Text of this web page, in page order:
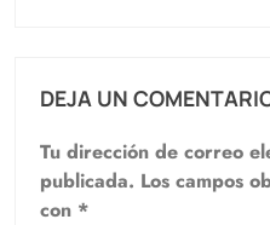
DEJA UN
Tu dirección de correo
publicada. Los campos
con *